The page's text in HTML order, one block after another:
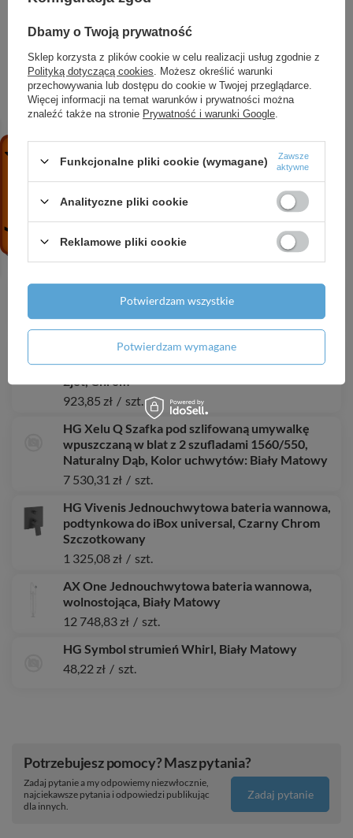
Głębokość (cm)
ZOBACZ RÓWNIEŻ
umywalkowa ze wstępną regulacją temperatury,
zasilana baterią, Chrom
4 003,65 zł / szt.
HG Raindance Alive Select S Główka
prysznicowa 125 3jet EcoSmart, Złoty Optyczny
Polerowany
512,30 zł / szt.
HG XtraStoris Minimalistic Wnęka ścienna bez
ozdobnej ramki 300/300/100, Czarny Matowy
1 586,82 zł / szt.
HG Zesis M33 Jednouchwytowa bateria
kuchenna 150, metalowa wyciągana wylewka,
2jet, Chrom
923,85 zł / szt.
HG Xelu Q Szafka pod szlifowaną umywalkę
wpuszczaną w blat z 2 szufladami 1560/550,
Naturalny Dąb, Kolor uchwytów: Biały Matowy
7 530,31 zł / szt.
HG Vivenis Jednouchwytowa bateria wannowa,
podtynkowa do iBox universal, Czarny Chrom
Szczotkowany
1 325,08 zł / szt.
AX One Jednouchwytowa bateria wannowa,
wolnostojąca, Biały Matowy
12 748,83 zł / szt.
HG Symbol strumień Whirl, Biały Matowy
48,22 zł / szt.
Potrzebujesz pomocy? Masz pytania?
Zadaj pytanie a my odpowiemy niezwłocznie,
najciekawsze pytania i odpowiedzi publikując
dla innych.
Zadaj pytanie
Dbamy o Twoją prywatność
Sklep korzysta z plików cookie w celu realizacji usług zgodnie z
Polityką dotyczącą cookies . Możesz określić warunki
przechowywania lub dostępu do cookie w Twojej przeglądarce.
Więcej informacji na temat warunków i prywatności można
znaleźć także na stronie Prywatność i warunki Google
Funkcjonalne pliki cookie (wymagane)
Zawsze
aktywne
Analityczne pliki cookie
Reklamowe pliki cookie
Potwierdzam wymagane
Potwierdzam wszystkie